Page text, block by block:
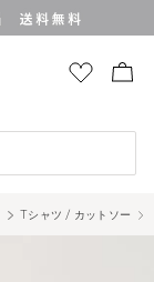
Tシャツ / カットソー